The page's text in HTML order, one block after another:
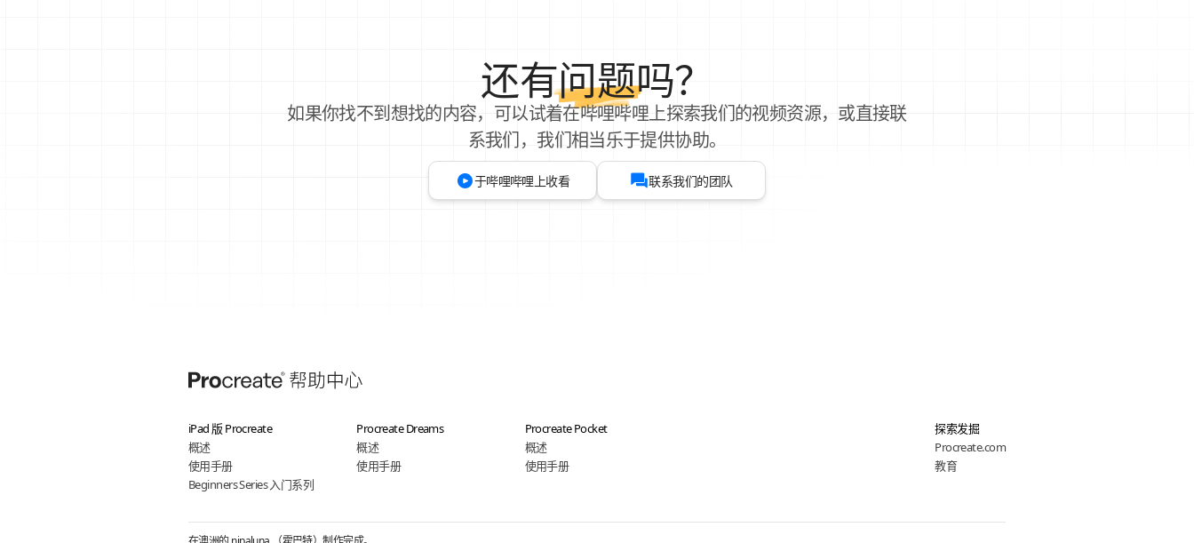
还有问题吗？
如果你找不到想找的内容，可以试着在哔哩哔哩上探索我们的视频资源，或直接联
系我们，我们相当乐于提供协助。
于哔哩哔哩上收看 联系我们的团队
iPad 版 Procreate
概述
使用手册
Beginners Series 入门系列
Procreate Dreams
概述
使用手册
Procreate Pocket
概述
使用手册
探索发掘
Procreate.com
教育